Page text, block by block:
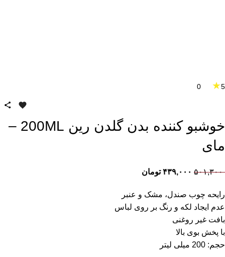
5
★
خوشبو کننده بدن گلدن رین 200ML –
مای
۵۰۱,۳۰۰ ۴۳۹,۰۰۰ تومان
رایحه چوب صندل، مشک و عنبر
عدم ایجاد لکه و رنگ بر روی لباس
بافت غیر روغنی
با پخش بوی بالا
حجم: 200 میلی لیتر